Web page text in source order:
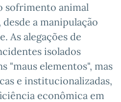
sofrimento animal
a manipulação
As alegações de
isolados
"maus elementos", mas
e institucionalizadas,
econômica em